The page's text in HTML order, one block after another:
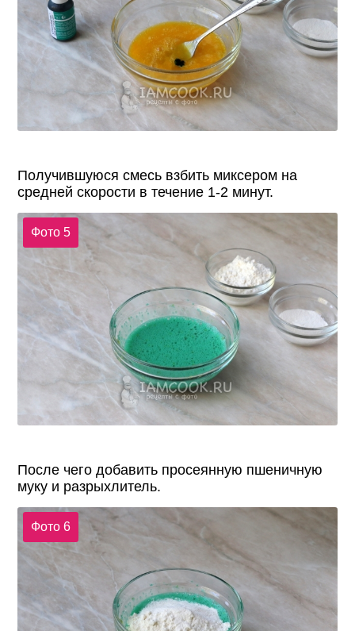
Получившуюся смесь взбить миксером на
средней скорости в течение 1-2 минут.
Фото 5
После чего добавить просеянную пшеничную
муку и разрыхлитель.
Фото 6